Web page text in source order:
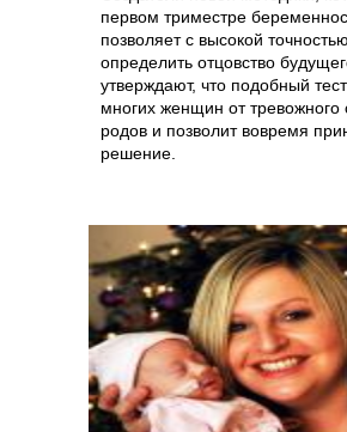
первом триместре
позволяет с высокой точностью
определить отцовство
утверждают, что подобный
многих женщин от тревожного
родов и позволит вовремя
решение.